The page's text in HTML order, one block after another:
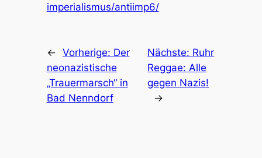
imperialismus/antiimp6/
← Vorherige: Der
neonazistische
„Trauermarsch“ in
Bad Nenndorf
Nächste: Ruhr
Reggae: Alle
gegen Nazis!
→